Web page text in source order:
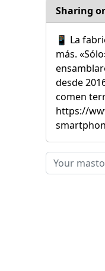
Sharing
📱 La
más.
desde
comen
https://